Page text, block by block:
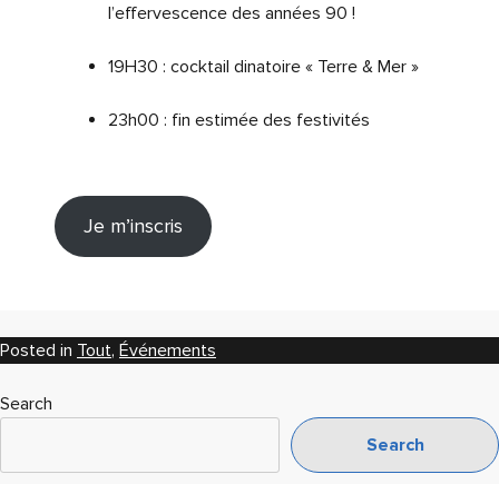
l’effervescence des années 90 !
19H30 : cocktail dinatoire « Terre & Mer »
23h00 : fin estimée des festivités
Je m’inscris
Posted in Tout, Événements
Search
Search